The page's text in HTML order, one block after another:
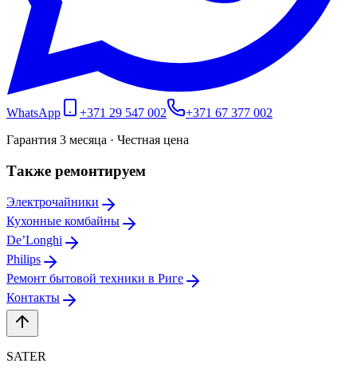
WhatsApp +371 29 547 002
+371 67 377 002
Гарантия 3 месяца · Честная цена
Также ремонтируем
Электрочайники
Кухонные комбайны
De’Longhi
Philips
Ремонт бытовой техники в Риге
Контакты
SATER